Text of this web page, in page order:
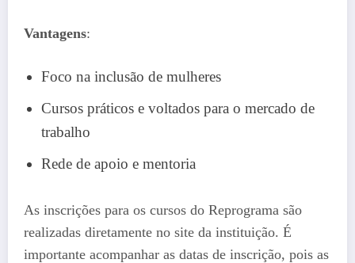
Vantagens:
Foco na inclusão de mulheres
Cursos práticos e voltados para o mercado de
trabalho
Rede de apoio e mentoria
As inscrições para os cursos do Reprograma são
realizadas diretamente no site da instituição. É
importante acompanhar as datas de inscrição, pois as